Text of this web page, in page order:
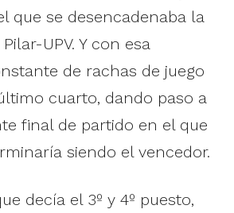
que se desencadenaba la
UPV. Y con esa
de rachas de juego
cuarto, dando paso a
final de partido en el que
siendo el vencedor.
decía el 3º y 4º puesto,